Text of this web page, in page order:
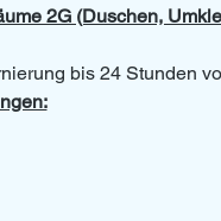
2G (Duschen,